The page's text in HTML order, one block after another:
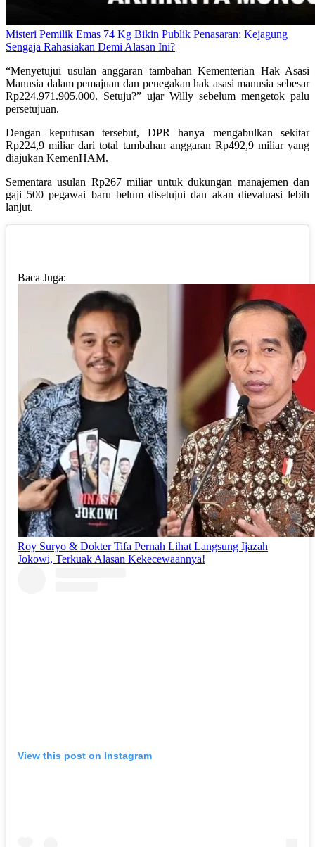
Misteri Pemilik Emas 74 Kg Bikin Publik Penasaran: Kejagung
Sengaja Rahasiakan Demi Alasan Ini?
“Menyetujui usulan anggaran tambahan Kementerian Hak Asasi
Manusia dalam pemajuan dan penegakan hak asasi manusia sebesar
Rp224.971.905.000. Setuju?” ujar Willy sebelum mengetok palu
persetujuan.
Dengan keputusan tersebut, DPR hanya mengabulkan sekitar
Rp224,9 miliar dari total tambahan anggaran Rp492,9 miliar yang
diajukan KemenHAM.
Sementara usulan Rp267 miliar untuk dukungan manajemen dan
gaji 500 pegawai baru belum disetujui dan akan dievaluasi lebih
lanjut.
Baca Juga:
Roy Suryo & Dokter Tifa Pernah Lihat Langsung Ijazah
Jokowi, Terkuak Alasan Kekecewaannya!
View this post on Instagram